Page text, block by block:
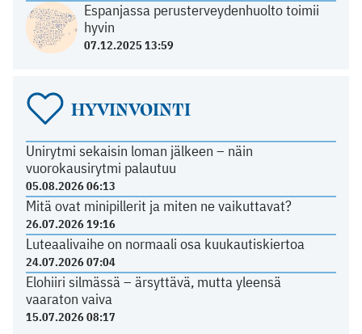
Espanjassa perusterveydenhuolto toimii
hyvin
07.12.2025 13:59
HYVINVOINTI
Unirytmi sekaisin loman jälkeen – näin
vuorokausirytmi palautuu
05.08.2026 06:13
Mitä ovat minipillerit ja miten ne vaikuttavat?
26.07.2026 19:16
Luteaalivaihe on normaali osa kuukautiskiertoa
24.07.2026 07:04
Elohiiri silmässä – ärsyttävä, mutta yleensä
vaaraton vaiva
15.07.2026 08:17